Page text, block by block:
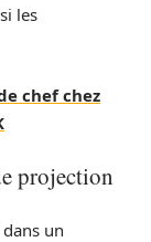
les
chef chez
projection
un